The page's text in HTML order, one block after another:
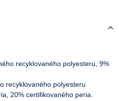
recyklovaného polyesteru, 9%
recyklovaného polyesteru
20% certifikovaného peria.